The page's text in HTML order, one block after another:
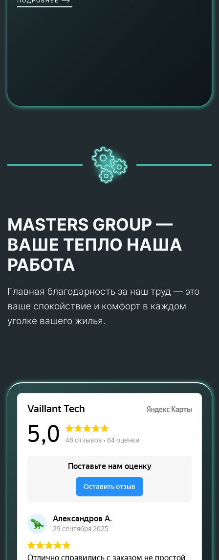
MASTERS GROUP —
ВАШЕ ТЕПЛО НАША
РАБОТА
Главная благодарность за наш труд — это
ваше спокойствие и комфорт в каждом
уголке вашего жилья.